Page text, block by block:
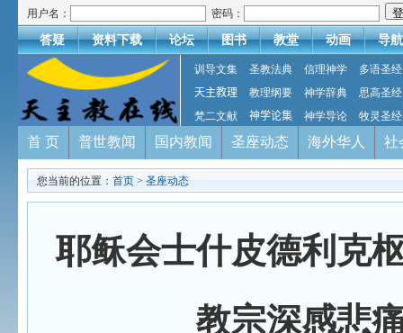
用户名： 密码：
答疑 资料下载 论坛 图书 教堂 动画 导航
训导文集 圣教法典 信理神学
多语圣经
天主教理
教理纲要 神学辞典
思高圣经
梵二文献
神学论集 神学导论 牧灵圣经
首 页 普世教闻 国内教闻 圣座动态 海外华人 社
您当前的位置： 首页 > 圣座动态
耶稣会士什皮德利克
教宗深感悲